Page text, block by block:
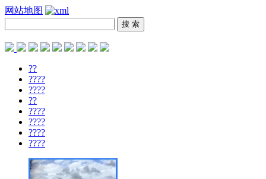
网站地图
??
????
????
??
????
????
????
????